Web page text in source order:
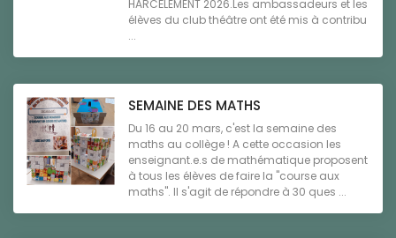
HARCÈLEMENT 2026.Les ambassadeurs et les
élèves du club théâtre ont été mis à contribu
...
SEMAINE DES MATHS
Du 16 au 20 mars, c'est la semaine des
maths au collège ! A cette occasion les
enseignant.e.s de mathématique proposent
à tous les élèves de faire la "course aux
maths". Il s'agit de répondre à 30 ques ...